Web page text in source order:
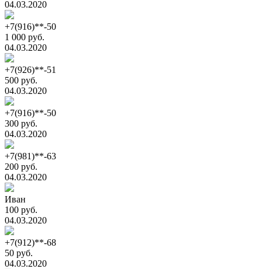
04.03.2020
+7(916)**-50
1 000 руб.
04.03.2020
+7(926)**-51
500 руб.
04.03.2020
+7(916)**-50
300 руб.
04.03.2020
+7(981)**-63
200 руб.
04.03.2020
Иван
100 руб.
04.03.2020
+7(912)**-68
50 руб.
04.03.2020